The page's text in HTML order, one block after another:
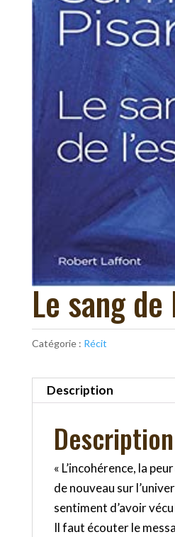
Le sang de
Catégorie : Récit
Description
Description
« L’incohérence, la
de nouveau sur
sentiment d’avoir vécu
Il faut écouter le